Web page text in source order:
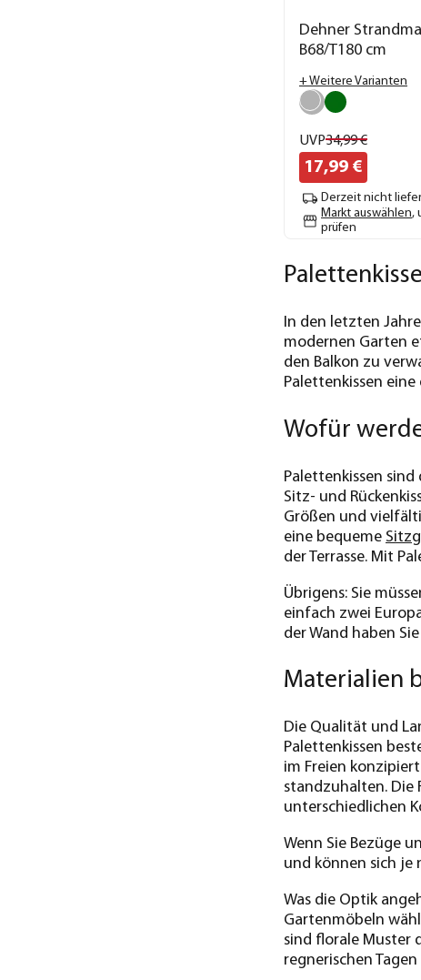
Dehner
B68/T180 cm
+ Weitere Varianten
UVP34,99€
17,99 €
Derzeit nicht
Markt auswählen,
prüfen
In den letzten
modernen Garten
den Balkon zu
Palettenkissen
Wofür
Palettenkissen
Sitz- und
Größen und
eine bequeme
der Terrasse. Mit
Übrigens: Sie
einfach zwei
der Wand haben
Materialien
Die Qualität und
Palettenkissen
im Freien
standzuhalten. Die
unterschiedlichen
Wenn Sie Bezüge
und können sich je
Was die Optik
Gartenmöbeln
sind florale Muster
regnerischen